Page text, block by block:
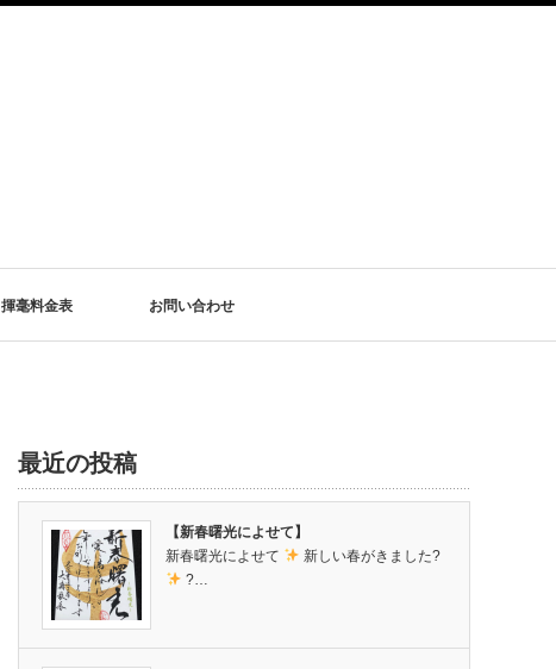
揮毫料金表 お問い合わせ
最近の投稿
【新春曙光によせて】
新春曙光によせて
新しい春がきました?
?…